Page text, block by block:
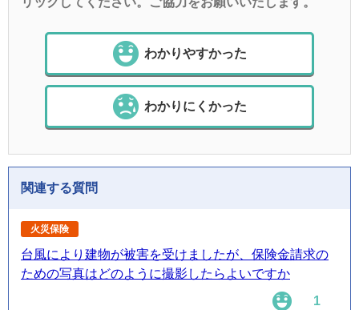
わかりやすかった
わかりにくかった
関連する質問
火災保険
台風により建物が被害を受けましたが、保険金請求の
ための写真はどのように撮影したらよいですか
1